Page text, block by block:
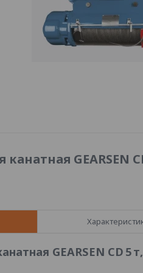
GEARSEN
GEARSEN CD 5